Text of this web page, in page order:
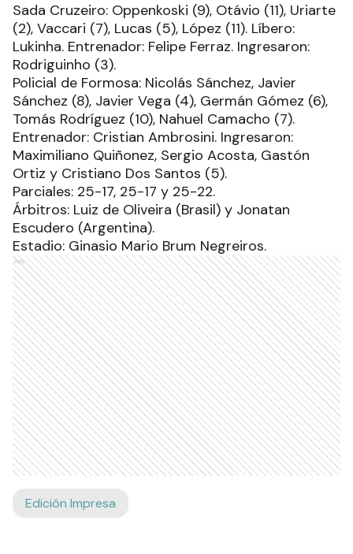
Sada Cruzeiro: Oppenkoski (9), Otávio (11), Uriarte
(2), Vaccari (7), Lucas (5), López (11). Líbero:
Lukinha. Entrenador: Felipe Ferraz. Ingresaron:
Rodriguinho (3).
Policial de Formosa: Nicolás Sánchez, Javier
Sánchez (8), Javier Vega (4), Germán Gómez (6),
Tomás Rodríguez (10), Nahuel Camacho (7).
Entrenador: Cristian Ambrosini. Ingresaron:
Maximiliano Quiñonez, Sergio Acosta, Gastón
Ortiz y Cristiano Dos Santos (5).
Parciales: 25-17, 25-17 y 25-22.
Árbitros: Luiz de Oliveira (Brasil) y Jonatan
Escudero (Argentina).
Estadio: Ginasio Mario Brum Negreiros.
Ads
Edición Impresa